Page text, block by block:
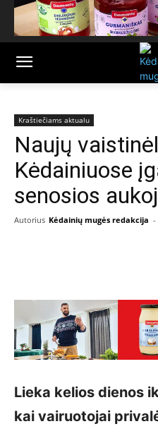
Kraštiečiams aktualu
Naujų
Kėdainiuose
senosios
Autorius Kėdainių mugės redakcija -
Lieka kelios dienos
kai vairuotojai